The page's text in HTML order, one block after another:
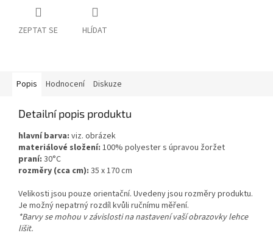
ZEPTAT SE HLÍDAT
Popis Hodnocení Diskuze
Detailní popis produktu
hlavní barva: viz. obrázek
materiálové složení: 100% polyester s úpravou žoržet
praní: 30°C
rozměry (cca cm): 35 x 170 cm
Velikosti jsou pouze orientační. Uvedeny jsou rozměry produktu.
Je možný nepatrný rozdíl kvůli ručnímu měření.
*Barvy se mohou v závislosti na nastavení vaší obrazovky lehce
lišit.